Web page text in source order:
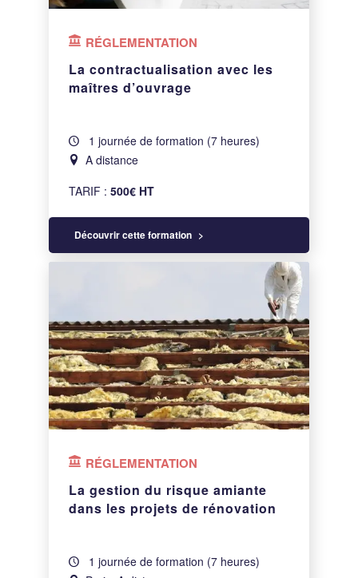
RÉGLEMENTATION
La contractualisation avec les
maîtres d’ouvrage
1 journée de formation (7 heures)
A distance
TARIF :500€ HT
Découvrir cette formation
RÉGLEMENTATION
La gestion du risque amiante
dans les projets de rénovation
1 journée de formation (7 heures)